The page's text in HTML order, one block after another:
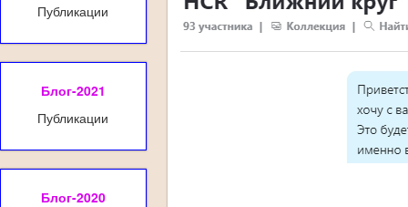
Публикации
Блог-2021
Публикации
Блог-2020